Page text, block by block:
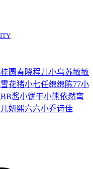
圆春晓程儿小乌苏敏敏
花猪小七任绵绵 陈77小
BB酱小饼干小熊依然弯
妍熙六六小乔诗佳